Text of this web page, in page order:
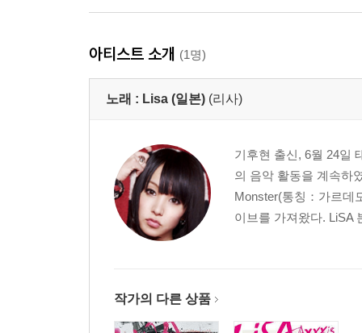
아티스트 소개 (1명)
노래 : Lisa (일본) (리사)
기후현 출신, 6월 24일
의 음악 활동을 계속하
Monster(통칭：가르데
이브를 가져왔다. LiSA
작가의 다른 상품